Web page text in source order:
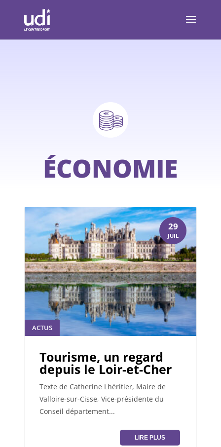
ÉCONOMIE
29
JUIL
ACTUS
Tourisme, un regard
depuis le Loir-et-Cher
Texte de Catherine Lhéritier, Maire de
Valloire-sur-Cisse, Vice-présidente du
Conseil département...
LIRE PLUS